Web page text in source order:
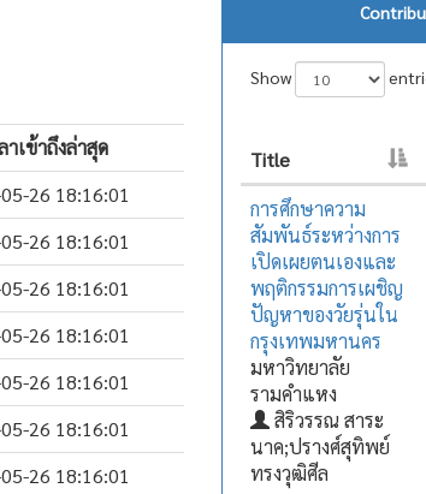
าเข้าถึงล่าสุด
26 18:16:01
26 18:16:01
26 18:16:01
26 18:16:01
26 18:16:01
26 18:16:01
26 18:16:01
Show
Title
การศึกษาความ
สัมพันธ์ระหว่างการ
เปิดเผยตนเองและ
พฤติกรรมการเผชิญ
ปัญหาของวัยรุ่นใน
กรุงเทพมหานคร
มหาวิทยาลัย
รามคำแหง
สิริวรรณ สาระ
นาค;ปรางศ์สุทิพย์
ทรงวุฒิศีล